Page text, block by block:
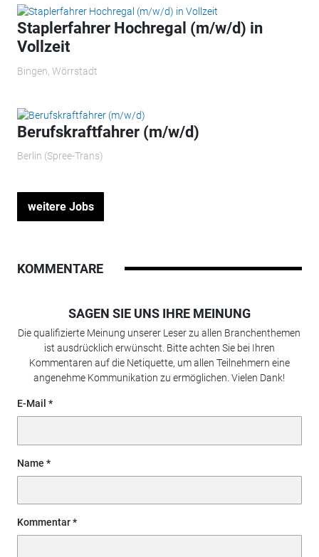
Staplerfahrer Hochregal (m/w/d) in
Vollzeit
Bingen, Wörrstadt
Berufskraftfahrer (m/w/d)
Berlin (Spree-Trans)
weitere Jobs
KOMMENTARE
SAGEN SIE UNS IHRE MEINUNG
Die qualifizierte Meinung unserer Leser zu allen Branchenthemen
ist ausdrücklich erwünscht. Bitte achten Sie bei Ihren
Kommentaren auf die Netiquette, um allen Teilnehmern eine
angenehme Kommunikation zu ermöglichen. Vielen Dank!
E-Mail
Name
Kommentar